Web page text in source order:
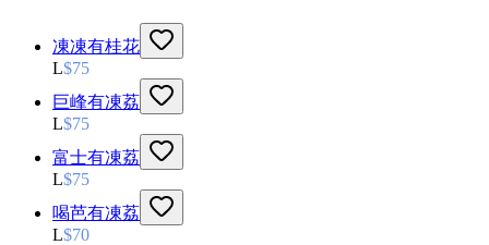
凍凍有桂花
L$75
巨峰有凍荔
L$75
富士有凍荔
L$75
喝芭有凍荔
L$70